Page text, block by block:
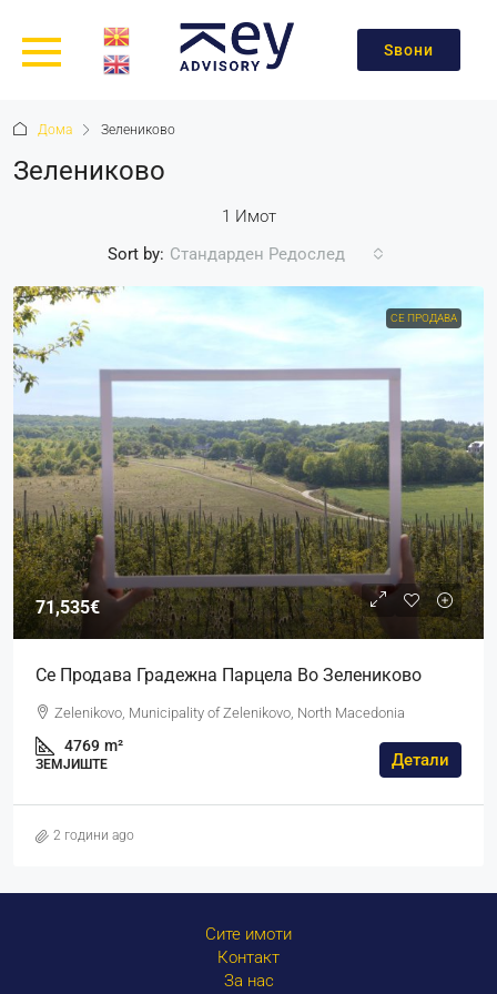
Ѕвони
Дома Зелениково
Зелениково
1 Имот
Sort by: Стандарден Редослед
СЕ ПРОДАВА
71,535€
Се Продава Градежна Парцела Во Зелениково
Zelenikovo, Municipality of Zelenikovo, North Macedonia
4769 m²
ЗЕМЈИШТЕ Детали
2 години ago
Сите имоти
Контакт
За нас